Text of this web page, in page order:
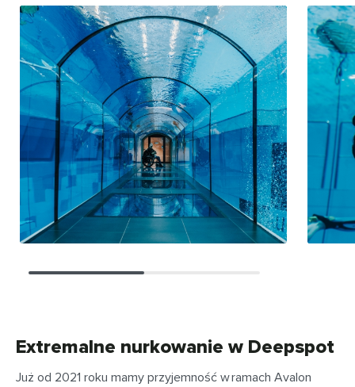
Extremalne nurkowanie w Deepspot
Już od 2021 roku mamy przyjemność w ramach Avalon